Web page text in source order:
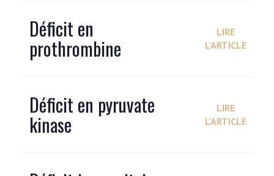
Déficit en
prothrombine
LIRE
L'ARTICLE
Déficit en pyruvate
kinase
LIRE
L'ARTICLE